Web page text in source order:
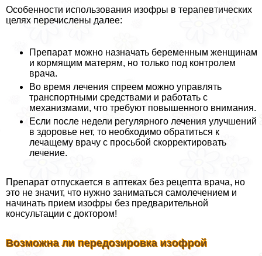
Особенности использования изофры в терапевтических
целях перечислены далее:
Препарат можно назначать беременным женщинам
и кормящим матерям, но только под контролем
врача.
Во время лечения спреем можно управлять
трaнcпортными средствами и работать с
механизмами, что требуют повышенного внимания.
Если после недели регулярного лечения улучшений
в здоровье нет, то необходимо обратиться к
лечащему врачу с просьбой скорректировать
лечение.
Препарат отпускается в аптеках без рецепта врача, но
это не значит, что нужно заниматься самолечением и
начинать прием изофры без предварительной
консультации с доктором!
Возможна ли передозировка изофрой